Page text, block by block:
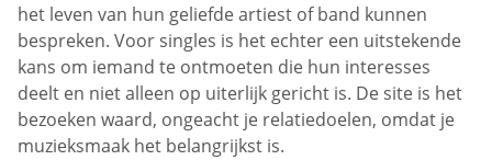
het leven van hun geliefde artiest of band kunnen
bespreken. Voor singles is het echter een uitstekende
kans om iemand te ontmoeten die hun interesses
deelt en niet alleen op uiterlijk gericht is. De site is het
bezoeken waard, ongeacht je relatiedoelen, omdat je
muzieksmaak het belangrijkst is.